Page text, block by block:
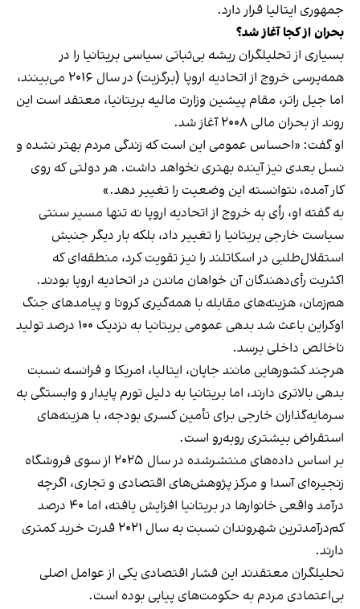
جمهوری ایتالیا قرار دارد.
بحران از کجا آغاز شد؟
بسیاری از تحلیلگران ریشه بی‌ثباتی سیاسی بریتانیا را در
همه‌پرسی خروج از اتحادیه اروپا (برگزیت) در سال ۲۰۱۶ می‌بینند،
اما جیل راتر، مقام پیشین وزارت مالیه بریتانیا، معتقد است این
روند از بحران مالی ۲۰۰۸ آغاز شد.
او گفت: «احساس عمومی این است که زندگی مردم بهتر نشده و
نسل بعدی نیز آینده بهتری نخواهد داشت. هر دولتی که روی
کار آمده، نتوانسته این وضعیت را تغییر دهد.»
به گفته او، رأی به خروج از اتحادیه اروپا نه تنها مسیر سنتی
سیاست خارجی بریتانیا را تغییر داد، بلکه بار دیگر جنبش
استقلال‌طلبی در اسکاتلند را نیز تقویت کرد، منطقه‌ای که
اکثریت رأی‌دهندگان آن خواهان ماندن در اتحادیه اروپا بودند.
هم‌زمان، هزینه‌های مقابله با همه‌گیری کرونا و پیامدهای جنگ
اوکراین باعث شد بدهی عمومی بریتانیا به نزدیک ۱۰۰ درصد تولید
ناخالص داخلی برسد.
هرچند کشورهایی مانند جاپان، ایتالیا، امریکا و فرانسه نسبت
بدهی بالاتری دارند، اما بریتانیا به دلیل تورم پایدار و وابستگی به
سرمایه‌گذاران خارجی برای تأمین کسری بودجه، با هزینه‌های
استقراض بیشتری روبه‌رو است.
بر اساس داده‌های منتشرشده در سال ۲۰۲۵ از سوی فروشگاه
زنجیره‌ای آسدا و مرکز پژوهش‌های اقتصادی و تجاری، اگرچه
درآمد واقعی خانوارها در بریتانیا افزایش یافته، اما ۴۰ درصد
کم‌درآمدترین شهروندان نسبت به سال ۲۰۲۱ قدرت خرید کمتری
دارند.
تحلیلگران معتقدند این فشار اقتصادی یکی از عوامل اصلی
بی‌اعتمادی مردم به حکومت‌های پیاپی بوده است.